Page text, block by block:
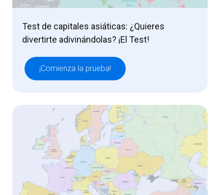
Test de capitales asiáticas: ¿Quieres
divertirte adivinándolas? ¡El Test!
¡Comienza la prueba!